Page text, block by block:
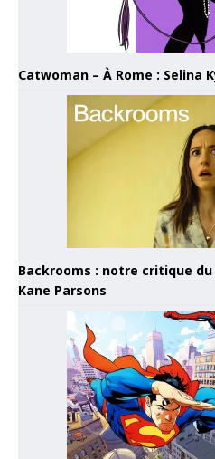
Catwoman – À Rome : Selina
Backrooms : notre critique
Kane Parsons